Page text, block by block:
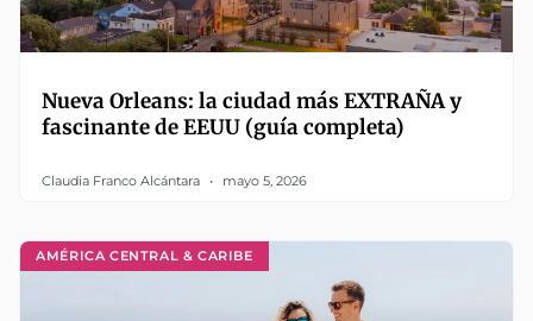
Nueva Orleans: la ciudad más EXTRAÑA y
fascinante de EEUU (guía completa)
Claudia Franco Alcántara mayo 5, 2026
AMÉRICA CENTRAL & CARIBE